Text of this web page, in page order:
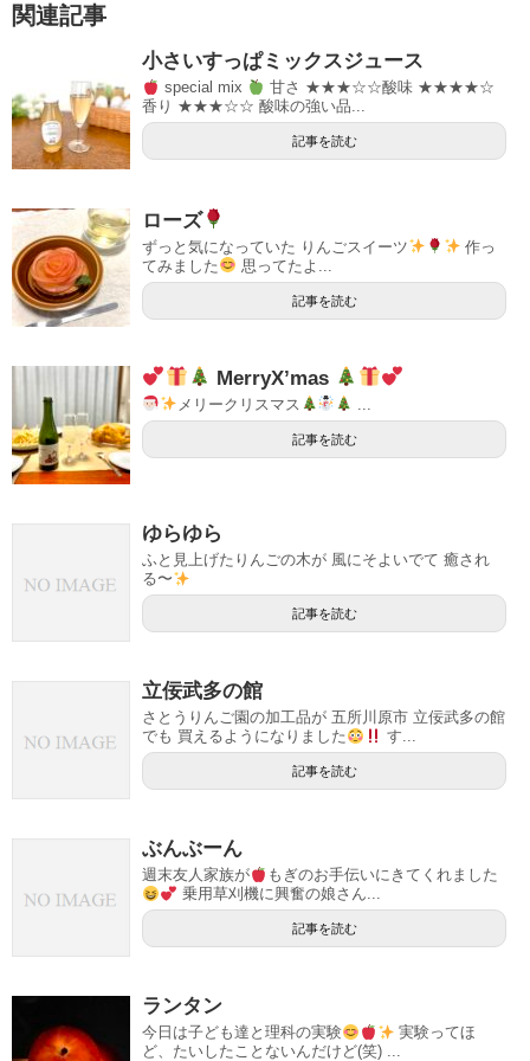
関連記事
小さいすっぱミックスジュース
special mix
甘さ ★★★☆☆酸味 ★★★★☆
香り ★★★☆☆ 酸味の強い品...
記事を読む
ローズ
ずっと気になっていた りんごスイーツ
作っ
てみました
思ってたよ...
記事を読む
MerryX’mas
メリークリスマス
記事を読む
ゆらゆら
ふと見上げたりんごの木が 風にそよいでて 癒され
る〜
記事を読む
立佞武多の館
さとうりんご園の加工品が 五所川原市 立佞武多の館
でも 買えるようになりました
す...
記事を読む
ぶんぶーん
週末友人家族が
もぎのお手伝いにきてくれました
乗用草刈機に興奮の娘さん...
記事を読む
ランタン
今日は子ども達と理科の実験
実験ってほ
ど、たいしたことないんだけど(笑) ...